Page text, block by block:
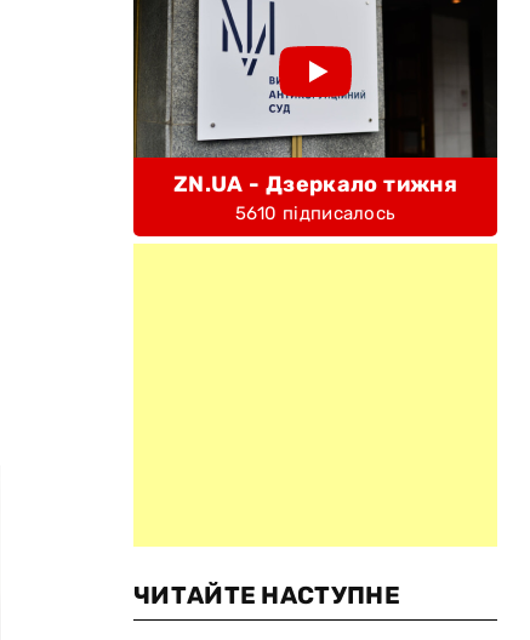
ZN.UA - Дзеркало тижня
5610 підписалось
ЧИТАЙТЕ НАСТУПНЕ